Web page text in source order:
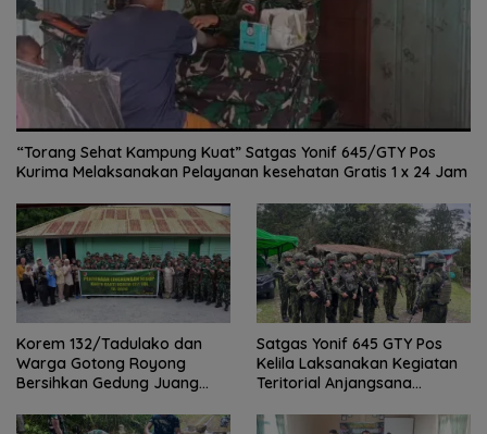
“Torang Sehat Kampung Kuat” Satgas Yonif 645/GTY Pos
Kurima Melaksanakan Pelayanan kesehatan Gratis 1 x 24 Jam
Korem 132/Tadulako dan
Warga Gotong Royong
Bersihkan Gedung Juang
Satgas Yonif 645 GTY Pos
Kelila Laksanakan Kegiatan
Teritorial Anjangsana
Lurah